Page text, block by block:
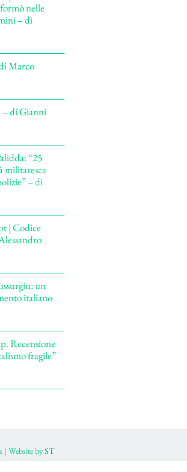
nelle
– di
Marco
– di Gianni
“25
militaresca
– di
| Codice
un
italiano
Recensione
fragile”
| Website byST